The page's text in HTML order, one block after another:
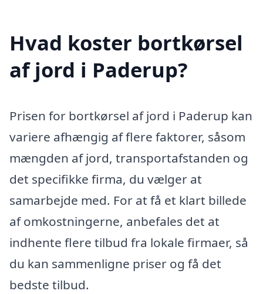
Hvad koster bortkørsel
af jord i Paderup?
Prisen for bortkørsel af jord i Paderup kan
variere afhængig af flere faktorer, såsom
mængden af jord, transportafstanden og
det specifikke firma, du vælger at
samarbejde med. For at få et klart billede
af omkostningerne, anbefales det at
indhente flere tilbud fra lokale firmaer, så
du kan sammenligne priser og få det
bedste tilbud.